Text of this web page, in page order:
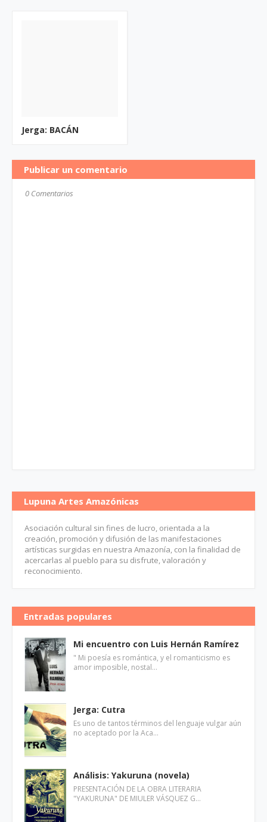
Jerga: BACÁN
Publicar un comentario
0 Comentarios
Lupuna Artes Amazónicas
Asociación cultural sin fines de lucro, orientada a la
creación, promoción y difusión de las manifestaciones
artísticas surgidas en nuestra Amazonía, con la finalidad de
acercarlas al pueblo para su disfrute, valoración y
reconocimiento.
Entradas populares
Mi encuentro con Luis Hernán Ramírez
" Mi poesía es romántica, y el romanticismo es
amor imposible, nostal…
Jerga: Cutra
Es uno de tantos términos del lenguaje vulgar aún
no aceptado por la Aca…
Análisis: Yakuruna (novela)
PRESENTACIÓN DE LA OBRA LITERARIA
"YAKURUNA" DE MIULER VÁSQUEZ G…